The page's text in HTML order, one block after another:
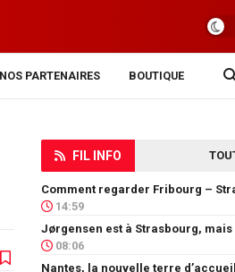
NOS PARTENAIRES BOUTIQUE
FIL INFO
Comment regarder Fribourg –
14:59
08:06